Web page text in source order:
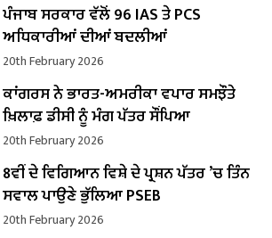
ਪੰਜਾਬ ਸਰਕਾਰ ਵੱਲੋਂ 96 IAS ਤੇ PCS
ਅਧਿਕਾਰੀਆਂ ਦੀਆਂ ਬਦਲੀਆਂ
20th February 2026
ਕਾਂਗਰਸ ਨੇ ਭਾਰਤ-ਅਮਰੀਕਾ ਵਪਾਰ ਸਮਝੌਤੇ
ਖ਼ਿਲਾਫ਼ ਡੀਸੀ ਨੂੰ ਮੰਗ ਪੱਤਰ ਸੌਂਪਿਆ
20th February 2026
8ਵੀਂ ਦੇ ਵਿਗਿਆਨ ਵਿਸ਼ੇ ਦੇ ਪ੍ਰਸ਼ਨ ਪੱਤਰ ’ਚ ਤਿੰਨ
ਸਵਾਲ ਪਾਉਣੇ ਭੁੱਲਿਆ PSEB
20th February 2026